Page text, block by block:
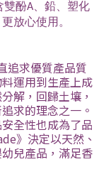
雙酚A、鉛、塑化
放心使用。
追求優質產品質
運用到生產上成
解，回歸土壤，
求的理念之一。
全性也成為了品
》決定以天然、
兒產品，滿足香